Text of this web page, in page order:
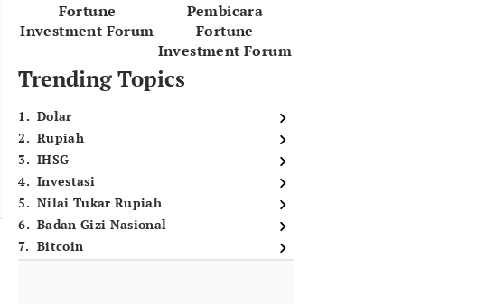
Fortune
Investment Forum
Pembicara
Fortune
Investment Forum
Trending Topics
1. Dolar
2. Rupiah
3. IHSG
4. Investasi
5. Nilai Tukar Rupiah
6. Badan Gizi Nasional
7. Bitcoin